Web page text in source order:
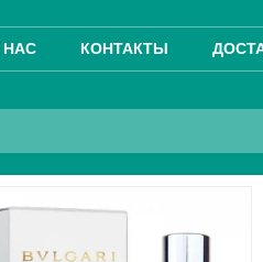
НАС КОНТАКТЫ